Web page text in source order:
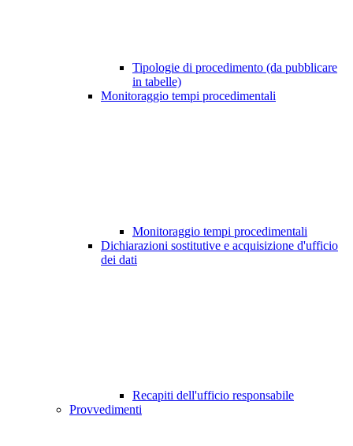
Tipologie di procedimento (da pubblicare
in tabelle)
Monitoraggio tempi procedimentali
Monitoraggio tempi procedimentali
Dichiarazioni sostitutive e acquisizione d'ufficio
dei dati
Recapiti dell'ufficio responsabile
Provvedimenti